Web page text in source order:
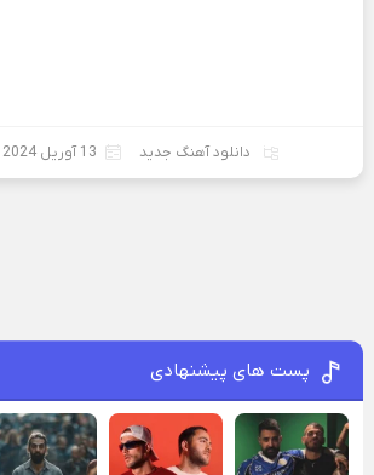
دانلود آهنگ جدید 13 آوریل 2024
پست های پیشنهادی